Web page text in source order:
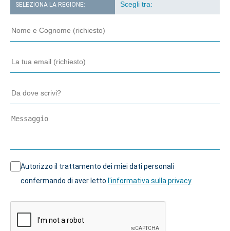
SELEZIONA LA REGIONE:
Autorizzo il trattamento dei miei dati personali
confermando di aver letto l'informativa sulla privacy